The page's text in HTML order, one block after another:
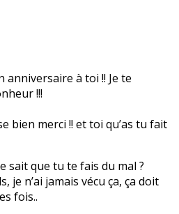
anniversaire à toi !! Je te
!!!
bien merci !! et toi qu’as tu fait
sait que tu te fais du mal ?
je n’ai jamais vécu ça, ça doit
fois..